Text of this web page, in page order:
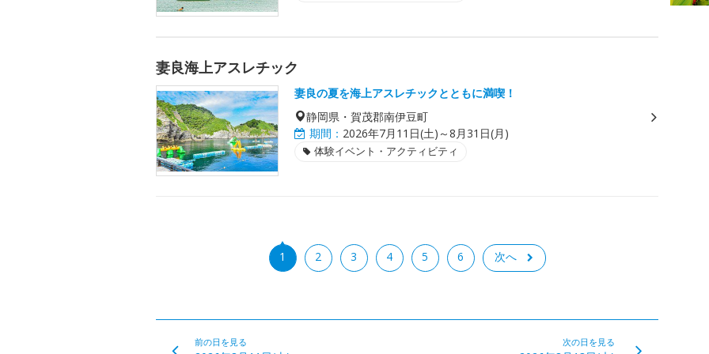
妻良海上アスレチック
妻良の夏を海上アスレチックとともに満喫！
静岡県・賀茂郡南伊豆町
期間： 2026年7月11日(土)～8月31日(月)
体験イベント・アクティビティ
1 2 3 4 5 6 次へ
前の日を見る 次の日を見る